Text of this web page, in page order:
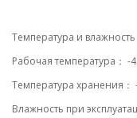
Температура и влажность
Рабочая температура：
Температура хранения
Влажность при